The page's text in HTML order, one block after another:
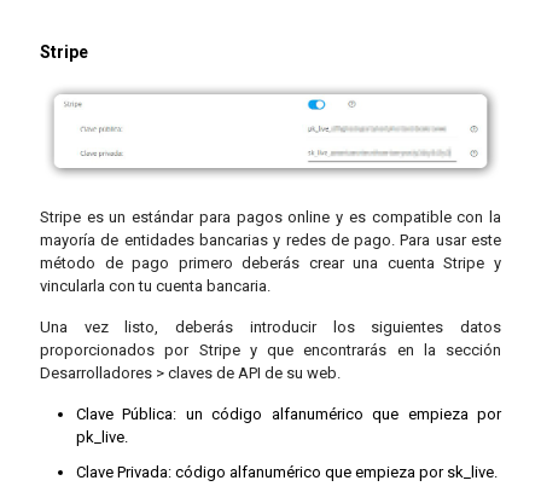
Stripe
Stripe es un estándar para pagos online y es compatible con la
mayoría de entidades bancarias y redes de pago. Para usar este
método de pago primero deberás crear una cuenta Stripe y
vincularla con tu cuenta bancaria.
Una vez listo, deberás introducir los siguientes datos
proporcionados por Stripe y que encontrarás en la sección
Desarrolladores > claves de API de su web.
Clave Pública: un código alfanumérico que empieza por
pk_live.
Clave Privada: código alfanumérico que empieza por sk_live.